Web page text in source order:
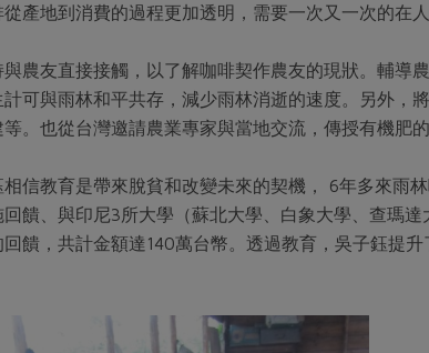
產地到消費的過程更加透明，需要一次又一次的在
與農友直接接觸，以了解咖啡契作農友的現狀。輔導
計可與雨林和平共存，減少雨林消逝的速度。另外，
等。也從台灣邀請農業專家與當地交流，傳授有機肥
相信教育是帶來脫貧和改變未來的契機， 6年多來雨
回饋、與印尼3所大學（蘇北大學、白象大學、查瑪
饋，共計金額達140萬台幣。透過教育，吳子鈺提